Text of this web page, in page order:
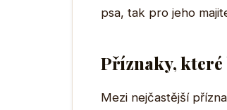
psa, tak pro jeho
Příznaky,
Mezi nejčastější